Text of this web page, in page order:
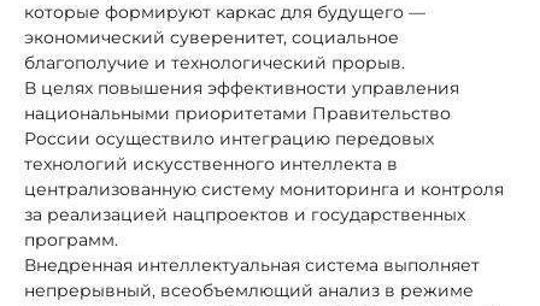
которые формируют каркас для будущего —
экономический суверенитет, социальное
благополучие и технологический прорыв.
В целях повышения эффективности управления
национальными приоритетами Правительство
России осуществило интеграцию передовых
технологий искусственного интеллекта в
централизованную систему мониторинга и контроля
за реализацией нацпроектов и государственных
программ.
Внедренная интеллектуальная система выполняет
непрерывный, всеобъемлющий анализ в режиме